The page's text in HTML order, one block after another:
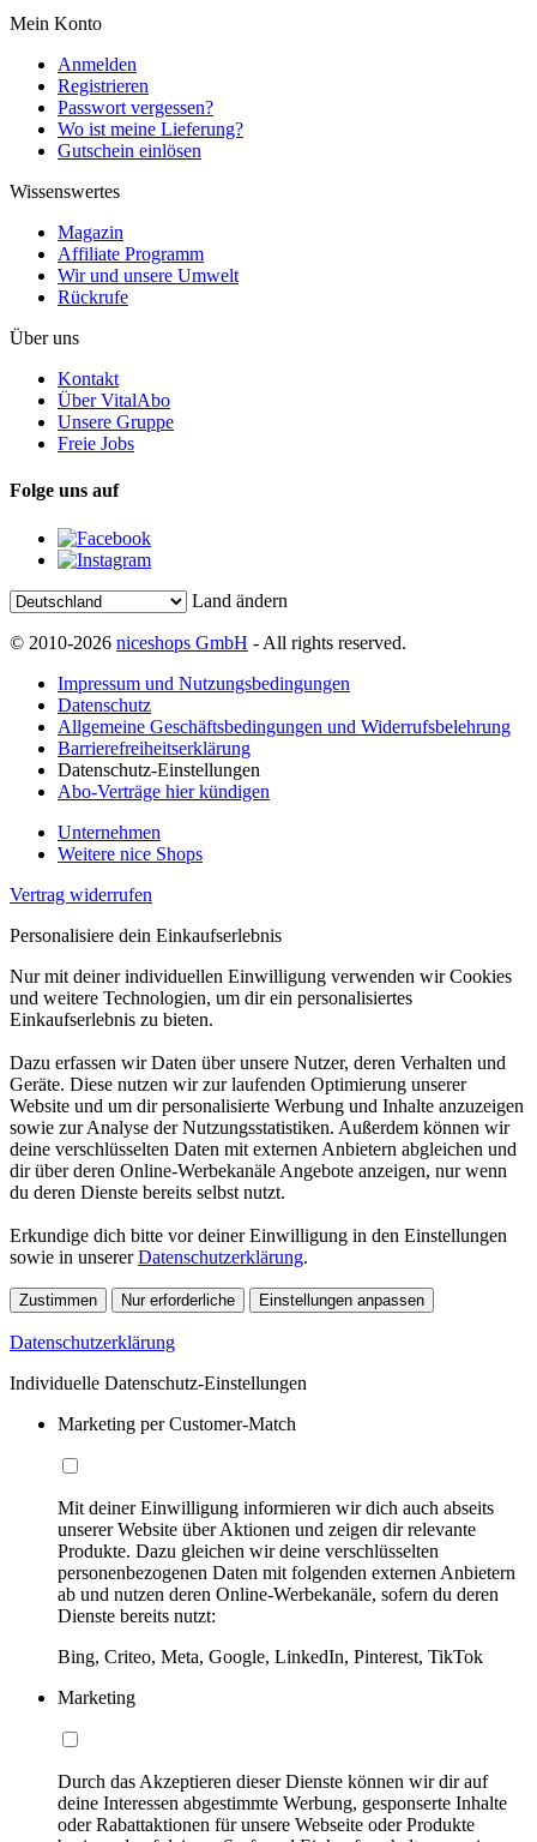
Mein Konto
Anmelden
Registrieren
Passwort vergessen?
Wo ist meine Lieferung?
Gutschein einlösen
Wissenswertes
Magazin
Affiliate Programm
Wir und unsere Umwelt
Rückrufe
Über uns
Kontakt
Über VitalAbo
Unsere Gruppe
Freie Jobs
Folge uns auf
Land ändern
© 2010-2026 niceshops GmbH - All rights reserved.
Impressum und Nutzungsbedingungen
Datenschutz
Allgemeine Geschäftsbedingungen und Widerrufsbelehrung
Barrierefreiheitserklärung
Datenschutz-Einstellungen
Abo-Verträge hier kündigen
Unternehmen
Weitere nice Shops
Vertrag widerrufen
Personalisiere dein Einkaufserlebnis
Nur mit deiner individuellen Einwilligung verwenden wir Cookies
und weitere Technologien, um dir ein personalisiertes
Einkaufserlebnis zu bieten.
Dazu erfassen wir Daten über unsere Nutzer, deren Verhalten und
Geräte. Diese nutzen wir zur laufenden Optimierung unserer
Website und um dir personalisierte Werbung und Inhalte anzuzeigen
sowie zur Analyse der Nutzungsstatistiken. Außerdem können wir
deine verschlüsselten Daten mit externen Anbietern abgleichen und
dir über deren Online-Werbekanäle Angebote anzeigen, nur wenn
du deren Dienste bereits selbst nutzt.
Erkundige dich bitte vor deiner Einwilligung in den Einstellungen
sowie in unsererDatenschutzerklärung.
Zustimmen Nur erforderliche Einstellungen anpassen
Datenschutzerklärung
Individuelle Datenschutz-Einstellungen
Marketing per Customer-Match
Mit deiner Einwilligung informieren wir dich auch abseits
unserer Website über Aktionen und zeigen dir relevante
Produkte. Dazu gleichen wir deine verschlüsselten
personenbezogenen Daten mit folgenden externen Anbietern
ab und nutzen deren Online-Werbekanäle, sofern du deren
Dienste bereits nutzt:
Bing, Criteo, Meta, Google, LinkedIn, Pinterest, TikTok
Marketing
Durch das Akzeptieren dieser Dienste können wir dir auf
deine Interessen abgestimmte Werbung, gesponserte Inhalte
oder Rabattaktionen für unsere Webseite oder Produkte